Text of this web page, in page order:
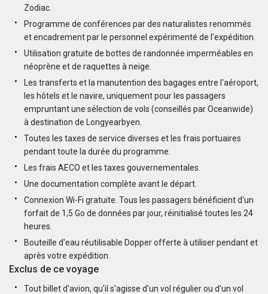
Zodiac.
Programme de conférences par des naturalistes renommés
et encadrement par le personnel expérimenté de l'expédition.
Utilisation gratuite de bottes de randonnée imperméables en
néoprène et de raquettes à neige.
Les transferts et la manutention des bagages entre l'aéroport,
les hôtels et le navire, uniquement pour les passagers
empruntant une sélection de vols (conseillés par Oceanwide)
à destination de Longyearbyen.
Toutes les taxes de service diverses et les frais portuaires
pendant toute la durée du programme.
Les frais AECO et les taxes gouvernementales.
Une documentation complète avant le départ.
Connexion Wi-Fi gratuite. Tous les passagers bénéficient d'un
forfait de 1,5 Go de données par jour, réinitialisé toutes les 24
heures.
Bouteille d'eau réutilisable Dopper offerte à utiliser pendant et
après votre expédition.
Exclus de ce voyage
Tout billet d'avion, qu'il s'agisse d'un vol régulier ou d'un vol